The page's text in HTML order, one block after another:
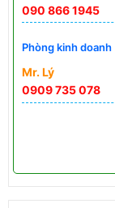
090 866 1945
Phòng kinh doanh
Mr. Lý
0909 735 078